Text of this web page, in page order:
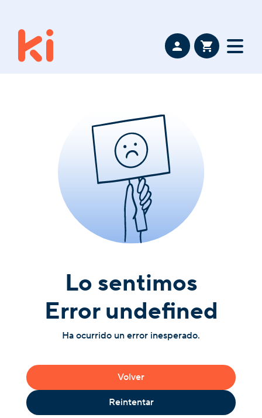
Lo sentimos
Error undefined
Ha ocurrido un error inesperado.
Volver
Reintentar